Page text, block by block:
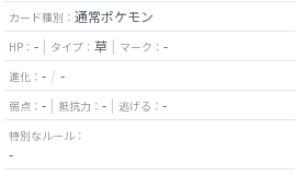
カード種別： 通常ポケモン
HP： - タイプ： 草 マーク： -
進化： - -
弱点： - 抵抗力： - 逃げる： -
特別なルール：
-